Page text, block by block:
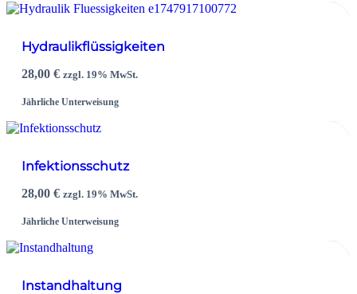
Hydraulikflüssigkeiten
28,00€ zzgl. 19% MwSt.
Jährliche Unterweisung
Infektionsschutz
28,00€ zzgl. 19% MwSt.
Jährliche Unterweisung
Instandhaltung